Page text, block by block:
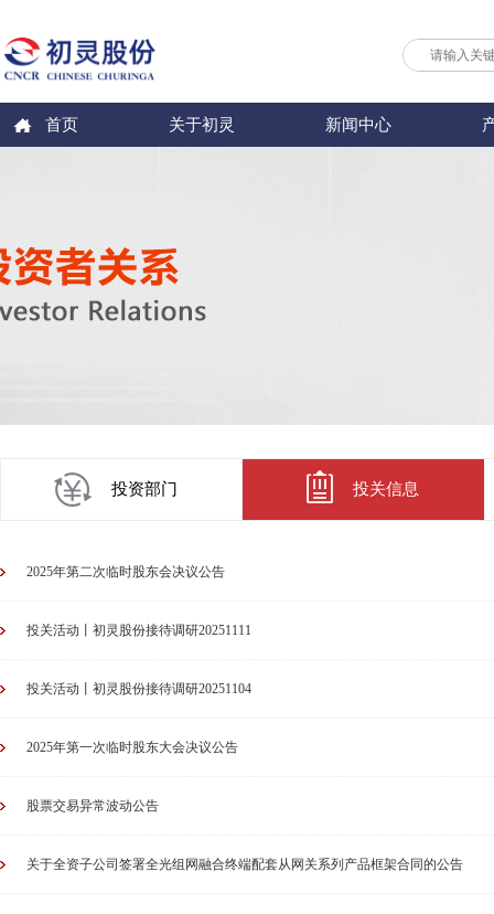
首页 关于初灵 新闻中心
投资部门 投关信息
2025年第二次临时股东会决议公告
投关活动丨初灵股份接待调研20251111
投关活动丨初灵股份接待调研20251104
2025年第一次临时股东大会决议公告
股票交易异常波动公告
关于全资子公司签署全光组网融合终端配套从网关系列产品框架合同的公告